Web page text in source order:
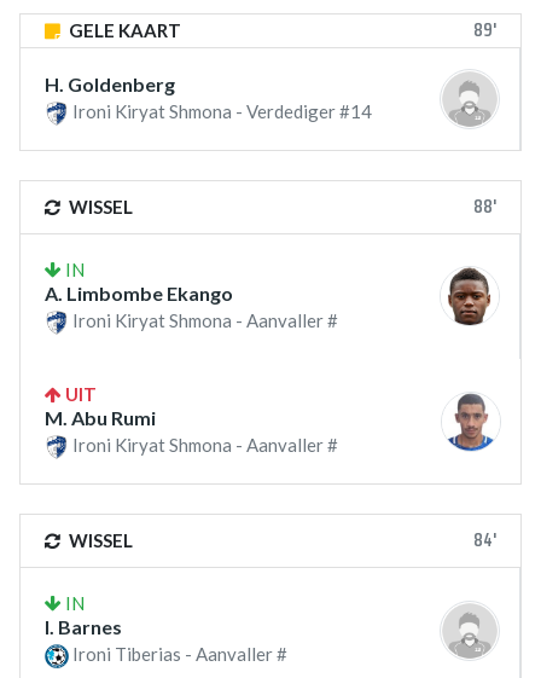
GELE KAART 89'
H. Goldenberg
Ironi Kiryat Shmona - Verdediger #14
WISSEL 88'
IN
A. Limbombe Ekango
Ironi Kiryat Shmona - Aanvaller #
UIT
M. Abu Rumi
Ironi Kiryat Shmona - Aanvaller #
WISSEL 84'
IN
I. Barnes
Ironi Tiberias - Aanvaller #